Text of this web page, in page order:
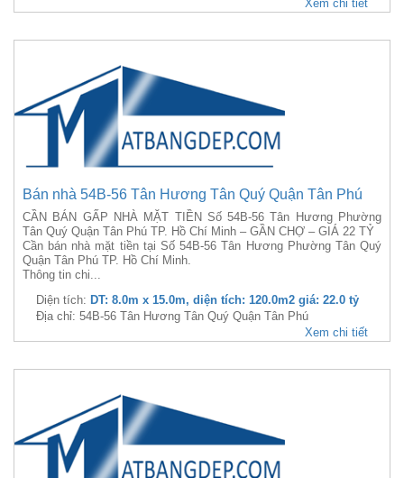
Xem chi tiết
Bán nhà 54B-56 Tân Hương Tân Quý Quận Tân Phú
CẦN BÁN GẤP NHÀ MẶT TIỀN Số 54B-56 Tân Hương Phường
Tân Quý Quận Tân Phú TP. Hồ Chí Minh – GẦN CHỢ – GIÁ 22 TỶ
Cần bán nhà mặt tiền tại Số 54B-56 Tân Hương Phường Tân Quý
Quận Tân Phú TP. Hồ Chí Minh.
Thông tin chi...
Diện tích: DT: 8.0m x 15.0m, diện tích: 120.0m2 giá: 22.0 tỷ
Địa chỉ: 54B-56 Tân Hương Tân Quý Quận Tân Phú
Xem chi tiết